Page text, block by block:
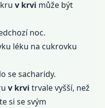
v krvi může být
noc.
léku na cukrovku
se sacharidy.
v krvi trvale vyšší, než
si se svým